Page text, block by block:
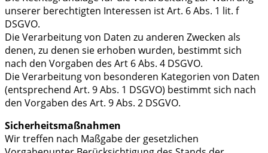
unserer berechtigten Interessen ist Art. 6 Abs. 1 lit. f
DSGVO.
Die Verarbeitung von Daten zu anderen Zwecken als
denen, zu denen sie erhoben wurden, bestimmt sich
nach den Vorgaben des Art 6 Abs. 4 DSGVO.
Die Verarbeitung von besonderen Kategorien von Daten
(entsprechend Art. 9 Abs. 1 DSGVO) bestimmt sich nach
den Vorgaben des Art. 9 Abs. 2 DSGVO.
Sicherheitsmaßnahmen
Wir treffen nach Maßgabe der gesetzlichen